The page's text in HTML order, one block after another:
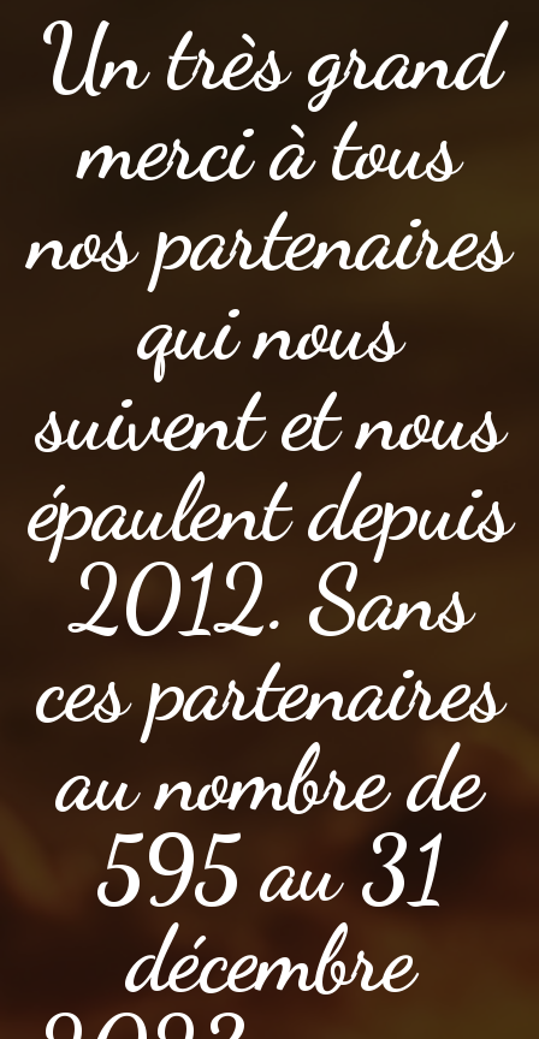
Un très grand
merci à tous
nos partenaires
qui nous
suivent et nous
épaulent depuis
2012. Sans
ces partenaires
au nombre de
595 au 31
décembre